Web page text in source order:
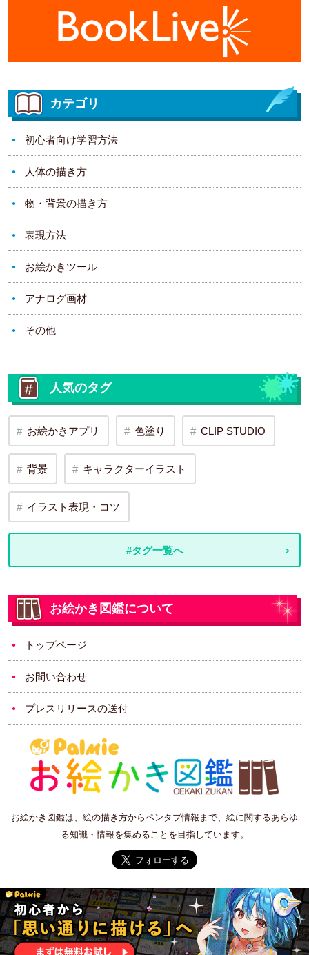
カテゴリ
初心者向け学習方法
人体の描き方
物・背景の描き方
表現方法
お絵かきツール
アナログ画材
その他
人気のタグ
お絵かきアプリ 色塗り CLIP STUDIO
背景 キャラクターイラスト
イラスト表現・コツ
#タグ一覧へ
お絵かき図鑑について
トップページ
お問い合わせ
プレスリリースの送付
お絵かき図鑑は、絵の描き方からペンタブ情報まで、絵に関するあらゆ
る知識・情報を集めることを目指しています。